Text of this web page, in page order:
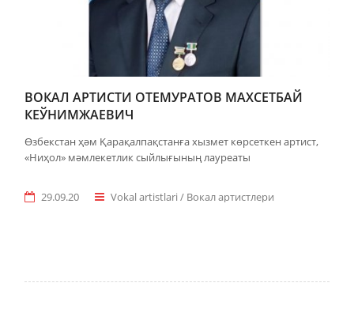
ВОКАЛ АРТИСТИ ОТЕМУРАТОВ МАХСЕТБАЙ
КЕЎНИМЖАЕВИЧ
Өзбекстан ҳәм Қарақалпақстанға хызмет көрсеткен артист,
«Ниҳол» мәмлекетлик сыйлығының лауреаты
29.09.20 Vokal artistlari / Вокал артистлери